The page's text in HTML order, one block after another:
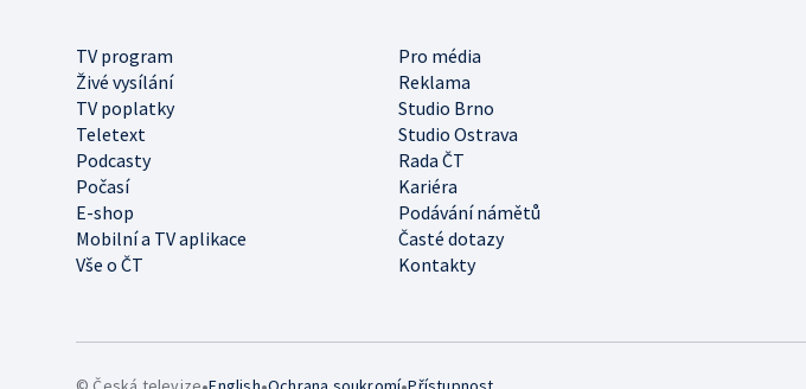
TV program
Pro média
Živé vysílání
Reklama
TV poplatky
Studio Brno
Teletext
Studio Ostrava
Podcasty
Rada ČT
Počasí
Kariéra
E-shop
Podávání námětů
Mobilní a TV aplikace
Časté dotazy
Vše o ČT
Kontakty